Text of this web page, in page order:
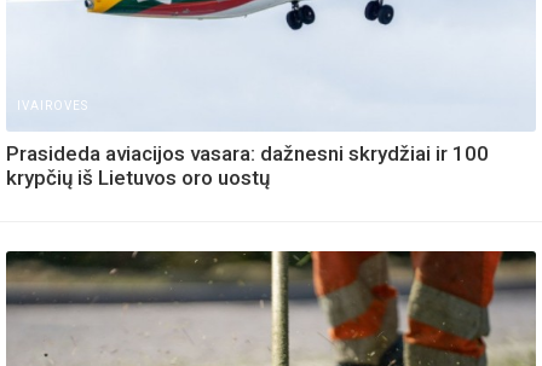
IVAIROVES
Prasideda aviacijos vasara: dažnesni skrydžiai ir 100
krypčių iš Lietuvos oro uostų